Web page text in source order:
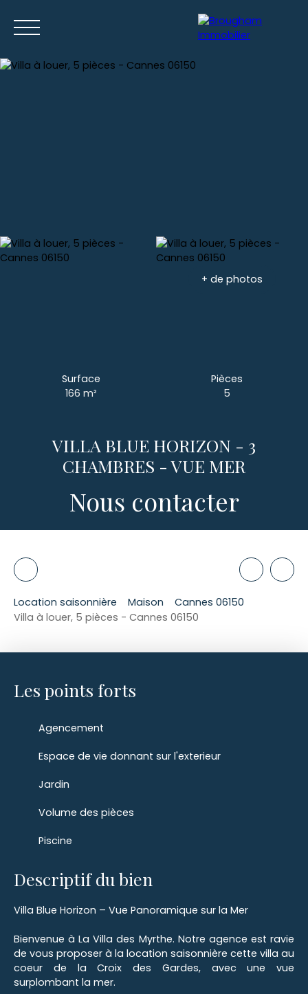
+ de photos
Surface
166m²
Pièces
5
VILLA BLUE HORIZON - 3
CHAMBRES - VUE MER
Nous contacter
Location saisonnière Maison
Cannes 06150
Villa à louer, 5 pièces - Cannes 06150
Les points forts
Agencement
Espace de vie donnant sur l'exterieur
Jardin
Volume des pièces
Piscine
Descriptif du bien
Villa Blue Horizon – Vue Panoramique sur la Mer
Bienvenue à La Villa des Myrthe. Notre agence est ravie
de vous proposer à la location saisonnière cette villa au
coeur de la Croix des Gardes, avec une vue
surplombant la mer.